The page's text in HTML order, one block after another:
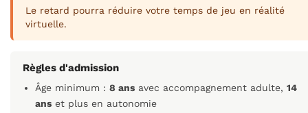
Le retard pourra réduire votre temps de jeu en réalité
virtuelle.
Règles d'admission
Âge minimum : 8 ans avec accompagnement adulte, 14
ans et plus en autonomie